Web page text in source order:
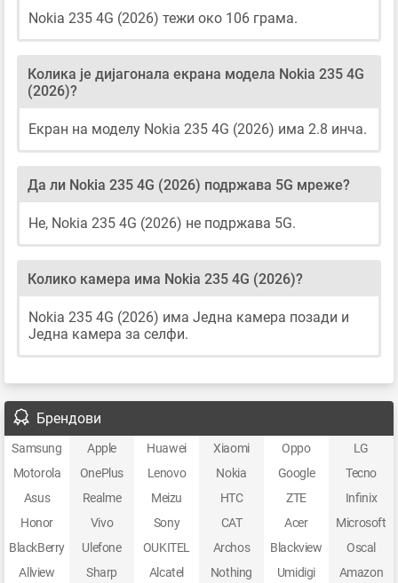
Nokia 235 4G (2026) тежи око 106 грама.
Колика је дијагонала екрана модела Nokia 235 4G
(2026)?
Екран на моделу Nokia 235 4G (2026) има 2.8 инча.
Да ли Nokia 235 4G (2026) подржава 5G мреже?
Не, Nokia 235 4G (2026) не подржава 5G.
Колико камера има Nokia 235 4G (2026)?
Nokia 235 4G (2026) има Једна камера позади и
Једна камера за селфи.
Брендови
Samsung Apple Huawei Xiaomi Oppo
LG
Motorola
OnePlus Lenovo Nokia Google
Tecno
Asus
Realme Meizu HTC ZTE
Infinix
Honor
Vivo Sony CAT Acer
Microsoft
BlackBerry
Ulefone OUKITEL Archos Blackview
Oscal
Allview
Sharp Alcatel Nothing Umidigi Amazon